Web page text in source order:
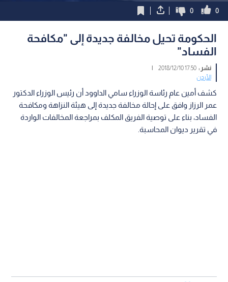
0
0
الحكومة تحيل مخالفة جديدة إلى "مكافحة
الفساد"
نشر :17:50 2018/12/10
|
الأردن
كشف أمين عام رئاسة الوزراء سامي الداوود أن رئيس الوزراء الدكتور
عمر الرزاز وافق على إحالة مخالفة جديدة إلى هيئة النزاهة ومكافحة
الفساد، بناء على توصية الفريق المكلف بمراجعة المخالفات الواردة
في تقرير ديوان المحاسبة.